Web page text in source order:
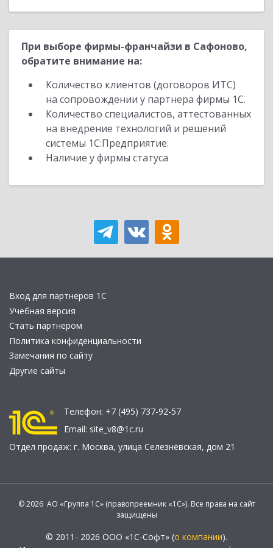
При выборе фирмы-франчайзи в Сафоново,
обратите внимание на:
Количество клиентов (договоров ИТС)
на сопровождении у партнера фирмы 1С.
Количество специалистов, аттестованных
на внедрение технологий и решений
системы 1С:Предприятие.
Наличие у фирмы статуса
Вход для партнеров 1С
Учебная версия
Стать партнером
Политика конфиденциальности
Замечания по сайту
Другие сайты
Телефон: +7 (495) 737-92-57
Email: site_v8@1c.ru
Отдел продаж: г. Москва, улица Селезнёвская, дом 21
© 2026 АО «Группа 1С» (правопреемник «1С»). Все права на сайт
защищены
© 2011- 2026 ООО «1С-Софт» (о компании).